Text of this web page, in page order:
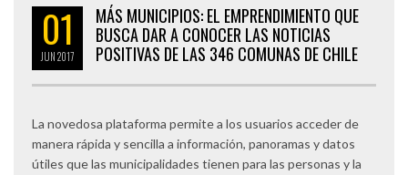
01
JUN2017
MÁS MUNICIPIOS: EL EMPRENDIMIENTO QUE
BUSCA DAR A CONOCER LAS NOTICIAS
POSITIVAS DE LAS 346 COMUNAS DE CHILE
La novedosa plataforma permite a los usuarios acceder de
manera rápida y sencilla a información, panoramas y datos
útiles que las municipalidades tienen para las personas y la